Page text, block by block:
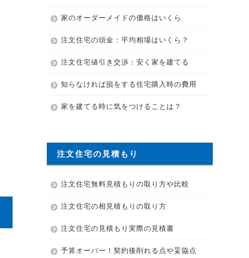
家のオーダーメイドの価格はいくら
注文住宅の頭金：平均相場はいくら？
注文住宅値引き交渉：安く家を建てる
知らなければ損をする住宅購入時の費用
家を建てる時に気をつけることは？
注文住宅の見積もり
注文住宅無料見積もりの取り方や比較
注文住宅の相見積もりの取り方
注文住宅の見積もり実際の見積書
予算オーバー！契約後削れる点や妥協点